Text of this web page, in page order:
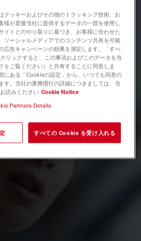
クッキーおよびその他のトラッキング技術、お
様が直接当社に提供するデータの一部を使用し
イトとのやり取りに基づき、お客様に合わせた
ソーシャルメディアでのコンテンツ共有を可能
広告キャンペーンの効果を測定します。「すべ
リックすると、この事項およびこのデータを当
をご覧ください）と共有することに同意しま
にある「Cookieの設定」から、いつでも同意の
す。当社の業務慣行の詳細につきましては、当
読みください Cookie Notice
Partners Details
すべての Cookie を受け入れる